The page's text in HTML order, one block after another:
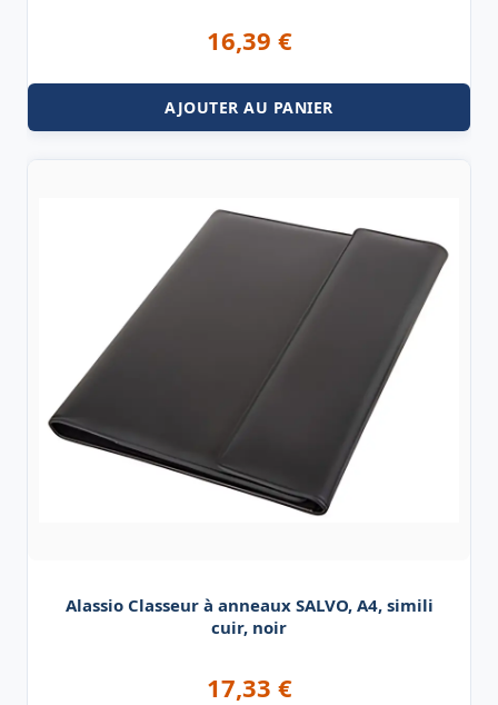
16,39 €
AJOUTER AU PANIER
Alassio Classeur à anneaux SALVO, A4, simili
cuir, noir
17,33 €